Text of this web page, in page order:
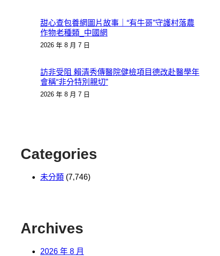
甜心查包養網圖片故事｜“有牛哥”守護村落農
作物老種類_中國網
2026 年 8 月 7 日
訪非受阻 賴清秀傳醫院健檢項目德改赴醫學年
會稱“非分特別親切”
2026 年 8 月 7 日
Categories
未分類 (7,746)
Archives
2026 年 8 月